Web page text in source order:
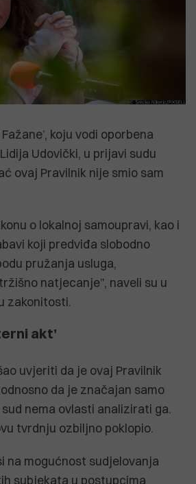
koju vodi oporbena
Udovički, u prijavi sudu
ovaj Pravilnik nije smio sam
o lokalnoj samoupravi, kao i
koji predviđa slobodno
pružanja usluga,
natjecanje”, naveli su u
zakonitosti.
akt’
uvjeriti da je ovaj Pravilnik
odnosno da je značajan samo
nema ovlasti analizirati ga.
tvrdnju ozbiljno poklopio.
na mogućnost sudjelovanja
subjekata u postupcima